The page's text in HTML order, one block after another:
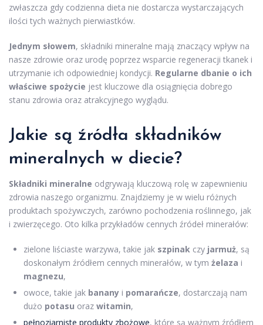
zwłaszcza gdy codzienna dieta nie dostarcza wystarczających
ilości tych ważnych pierwiastków.
Jednym słowem, składniki mineralne mają znaczący wpływ na
nasze zdrowie oraz urodę poprzez wsparcie regeneracji tkanek i
utrzymanie ich odpowiedniej kondycji. Regularne dbanie o ich
właściwe spożycie jest kluczowe dla osiągnięcia dobrego
stanu zdrowia oraz atrakcyjnego wyglądu.
Jakie są źródła składników
mineralnych w diecie?
Składniki mineralne odgrywają kluczową rolę w zapewnieniu
zdrowia naszego organizmu. Znajdziemy je w wielu różnych
produktach spożywczych, zarówno pochodzenia roślinnego, jak
i zwierzęcego. Oto kilka przykładów cennych źródeł minerałów:
zielone liściaste warzywa, takie jak szpinak czy jarmuż, są
doskonałym źródłem cennych minerałów, w tym żelaza i
magnezu,
owoce, takie jak banany i pomarańcze, dostarczają nam
dużo potasu oraz witamin,
pełnoziarniste produkty zbożowe, które są ważnym źródłem